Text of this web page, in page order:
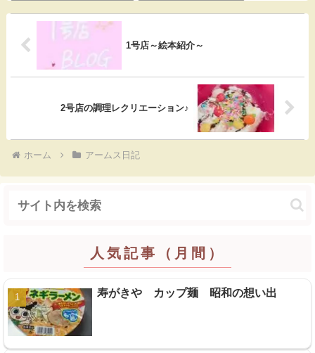
o
k
a
1号店～絵本紹介～
2号店の調理レクリエーション♪
ホーム アームス日記
人気記事（月間）
寿がきや カップ麺 昭和の想い出